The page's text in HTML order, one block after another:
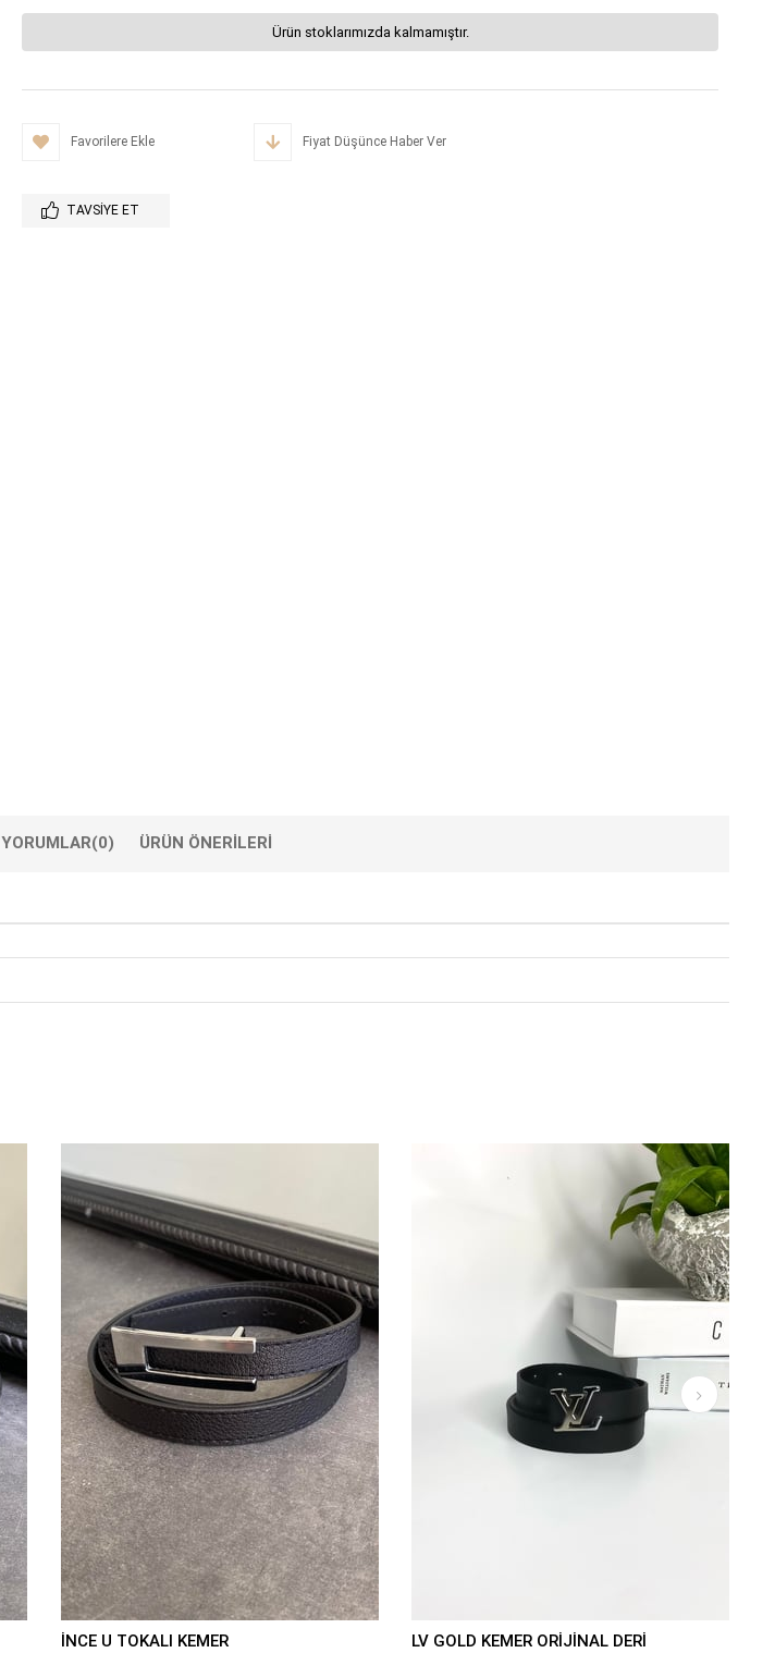
Ürün stoklarımızda kalmamıştır.
Favorilere Ekle Fiyat Düşünce Haber Ver
TAVSIYE ET
YORUMLAR(0) ÜRÜN ÖNERILERI
İNCE U TOKALI KEMER LV GOLD KEMER ORİJİNAL DERİ